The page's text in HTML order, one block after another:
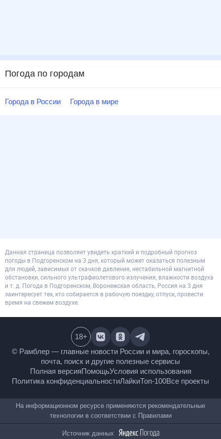
Погода по городам
Города в России Города в мире
Данная страница позволяет увидеть краткий и подробный прогноз
погоды в Подгоренском на 3 дня, который может оказаться полезным
для людей, зависимых от скачков давления, нестабильной магнитной
обстановки, сильного ультрафиолетового излучения, влажности воздуха
и т. д. Погода в Подгоренском, Воронежская область, Россия на 3 дня
заинтересует тех, кто собирается в рабочую поездку, отпуск, провести
время на свежем воздухе.
© Рамблер — главные новости России и мира,
гороскопы, почта, поиск и другие полезные сервисы
Полная версияПомощьУсловия использования
Политика конфиденциальностиЛайкиТоп-100
18+
На информационном ресурсе применяются
рекомендательные технологии в соответствии сПравилами